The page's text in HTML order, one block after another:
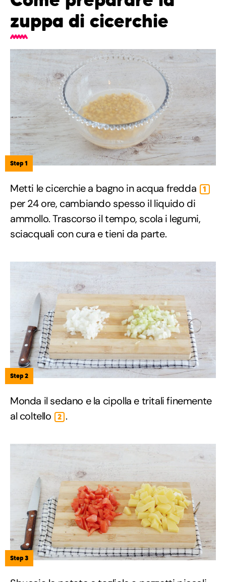
zuppa di cicerchie
Step 1
Metti le cicerchie a bagno in acqua fredda 1
per 24 ore, cambiando spesso il liquido di
ammollo. Trascorso il tempo, scola i legumi,
sciacquali con cura e tieni da parte.
Step 2
Monda il sedano e la cipolla e tritali finemente
al coltello
2 .
Step 3